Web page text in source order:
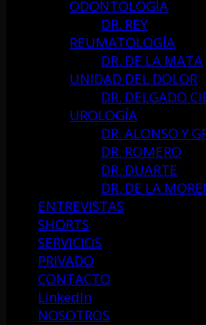
ODONTOLOGÍA
DR. REY
REUMATOLOGÍA
DR. DE LA MATA
UNIDAD DEL DOLOR
DR. DELGADO
UROLOGÍA
DR. ALONSO Y
DR. ROMERO
DR. DUARTE
DR. DE LA
ENTREVISTAS
SHORTS
SERVICIOS
PRIVADO
CONTACTO
LinkedIn
NOSOTROS